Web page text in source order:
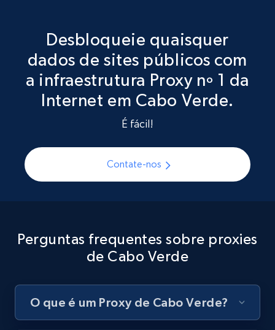
Desbloqueie quaisquer
dados de sites públicos com
a infraestrutura Proxy nº 1 da
Internet em Cabo Verde.
É fácil!
Contate-nos
Perguntas frequentes sobre proxies
de Cabo Verde
O que é um Proxy de Cabo Verde?